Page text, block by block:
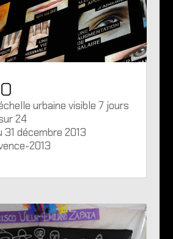
urbaine visible 7 jours
24
décembre 2013
2013